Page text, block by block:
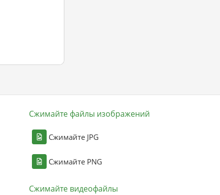
Сжимайте файлы изображений
Сжимайте JPG
Сжимайте PNG
Сжимайте видеофайлы